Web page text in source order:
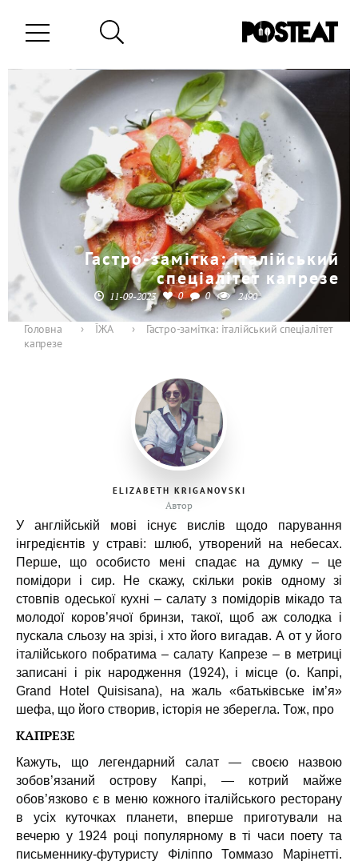
Гастро-замітка: італійський
спеціалітет капрезе
11-09-2023 0 0 2490
Головна › ЇЖА ›
Гастро-замітка: італійський спеціалітет
капрезе
ELIZABETH KRIGANOVSKI
Автор
У англійській мові існує вислів щодо парування
інгредієнтів у страві: шлюб, утворений на небесах.
Перше, що особисто мені спадає на думку – це
помідори і сир. Не скажу, скільки років одному зі
стовпів одеської кухні – салату з помідорів мікадо та
молодої коров’ячої бринзи, такої, щоб аж солодка і
пускала сльозу на зрізі, і хто його вигадав. А от у його
італійського побратима – салату Капрезе – в метриці
записані і рік народження (1924), і місце (о. Капрі,
Grand Hotel Quisisana), на жаль «батьківське ім’я»
шефа, що його створив, історія не зберегла. Тож, про
КАПРЕЗЕ
Кажуть, що легендарний салат — своєю назвою
зобов’язаний острову Капрі, — котрий майже
обов’язково є в меню кожного італійського ресторану
в усіх куточках планети, вперше приготували на
вечерю у 1924 році популярному в ті часи поету та
письменнику-футуристу Філіппо Томмазо Марінетті.